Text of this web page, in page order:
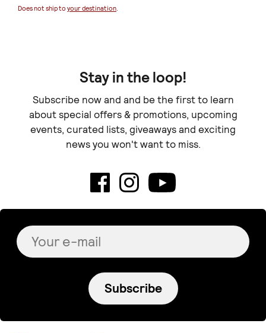
Does not ship to your destination.
Stay in the loop!
Subscribe now and and be the first to learn
about special offers & promotions, upcoming
events, curated lists, giveaways and exciting
news you won't want to miss.
Subscribe